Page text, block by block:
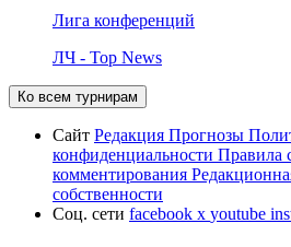
Лига конференций
ЛЧ - Top News
Ко всем турнирам
Сайт Редакция Прогнозы
конфиденциальности Правила
комментирования
собственности
Соц. сети facebook x youtube